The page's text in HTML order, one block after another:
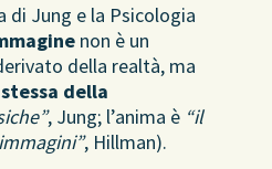
di Jung e la Psicologia
non è un
della realtà, ma
della
, Jung; l’anima è “il
, Hillman).